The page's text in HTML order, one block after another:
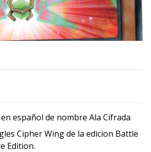
español de nombre Ala Cifrada
Cipher Wing de la edicion Battle
Edition.